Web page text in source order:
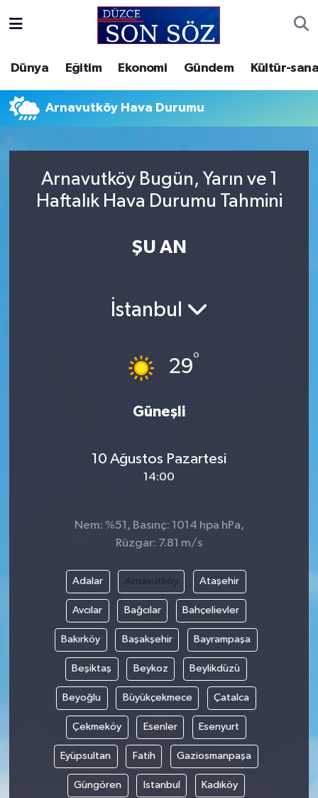
Dünya Eğitim Ekonomi Gündem Kültür-
Arnavutköy Hava Durumu
Arnavutköy Bugün, Yarın ve 1
Haftalık Hava Durumu Tahmini
ŞU AN
İstanbul
29°
Güneşli
10 Ağustos Pazartesi
14:00
Nem: %51, Basınç: 1014 hpa hPa,
Rüzgar: 7.81 m/s
Adalar Arnavutköy Ataşehir
Avcılar Bağcılar Bahçelievler
Bakırköy Başakşehir Bayrampaşa
Beşiktaş Beykoz Beylikdüzü
Beyoğlu Büyükçekmece Çatalca
Çekmeköy Esenler Esenyurt
Eyüpsultan Fatih Gaziosmanpaşa
Güngören Istanbul Kadıköy
Gizlilik Sözleşmesi
İletişim
Video Galeri
Akçakoca Hava Durumu
Akçakoca Trafik Yoğunluk Haritası
Tüm Manşetler